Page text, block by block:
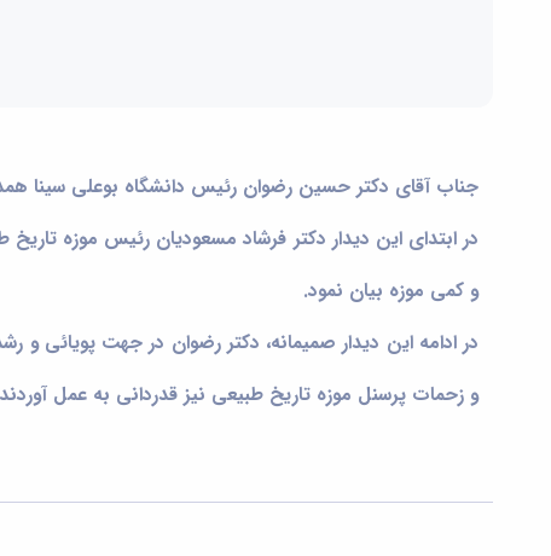
جناب آقای دکتر حسین رضوان رئیس دانشگاه بوعلی سینا همدان در روز چهارشنبه مورخ ۱۴۰۳/۲/۵ از
در ابتدای این دیدار دکتر فرشاد مسعودیان رئیس موزه
و کمی موزه بیان نمود.
در ادامه این دیدار صمیمانه، دکتر رضوان در جهت پویائی و
و زحمات پرسنل موزه تاریخ طبیعی نیز قدردانی به عمل